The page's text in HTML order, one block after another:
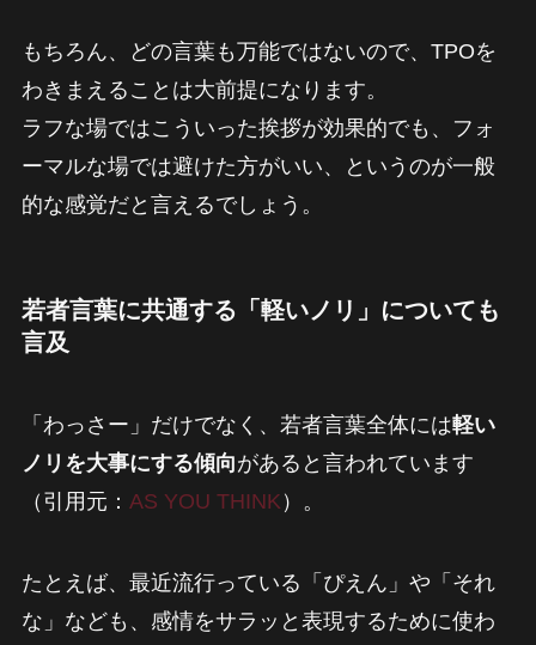
もちろん、どの言葉も万能ではないので、TPOを
わきまえることは大前提になります。
ラフな場ではこういった挨拶が効果的でも、フォ
ーマルな場では避けた方がいい、というのが一般
的な感覚だと言えるでしょう。
若者言葉に共通する「軽いノリ」についても
言及
「わっさー」だけでなく、若者言葉全体には軽い
ノリを大事にする傾向があると言われています
（引用元： AS YOU THINK）。
たとえば、最近流行っている「ぴえん」や「それ
な」なども、感情をサラッと表現するために使わ